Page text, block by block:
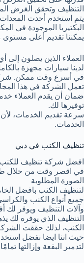
التنظيف وتحقق الغرض
يتم استخدم أحدث
البكتيريا الموجودة في
يمكننا تقديم أعلى
العملاء الذين يصلون
لدينا سيارات مجهزة
في أسرع وقت ممكن.
تعمل الشركة في هذا
ضمان أن يقدم العملاء
توفيرها لك.
سرعة تقديم الخدمات،
الخدمات.
تنظيف الكنب في دبي
افضل شركة تنظيف
في اقصر وقت من خلال
الصورة المطلوبة
لتنظيف الكنب بافضل
جميع أنواع الكنب
وآلات التنظيف ويوفر لك
التنظيف الذي يوفره
الكنب، لذلك حققت
حيث اننا ايضا نفضل
لتدمير البقعة وإزالتها